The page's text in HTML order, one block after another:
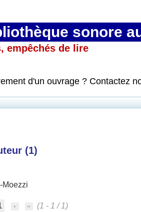
sonore
empêchés de lire
d'un ouvrage ? Contactez
(1)
Moezzi
(1 - 1 / 1)